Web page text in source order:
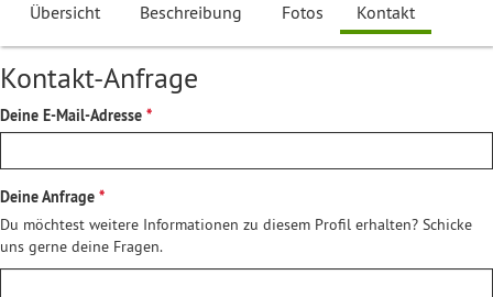
Übersicht Beschreibung Fotos Kontakt
Kontakt-Anfrage
Deine E-Mail-Adresse
Deine Anfrage
Du möchtest weitere Informationen zu diesem Profil erhalten? Schicke
uns gerne deine Fragen.